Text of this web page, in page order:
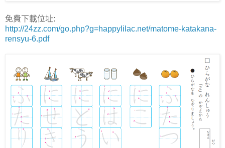
免費下載位址:
http://24zz.com/go.php?g=happylilac.net/matome-katakana-
rensyu-6.pdf